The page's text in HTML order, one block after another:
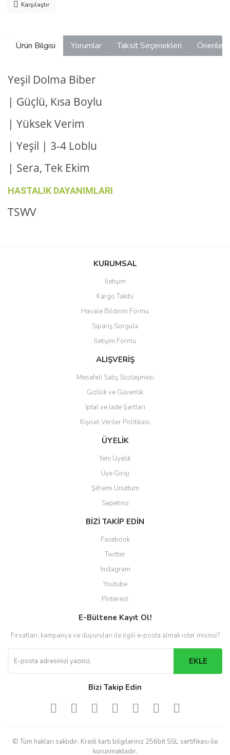
Karşılaştır
Ürün Bilgisi Yorumlar Taksit Seçenekleri
Yeşil Dolma Biber
| Güçlü, Kısa Boylu
| Yüksek Verim
| Yeşil | 3-4 Loblu
| Sera, Tek Ekim
HASTALIK DAYANIMLARI
TSWV
Bu ürüne ilk yorumu siz yapın!
Ürün resmi kalitesiz, bozuk veya görüntülenemiyor.
Ürün açıklamasında eksik bilgiler bulunuyor.
Ürün bilgilerinde hatalar bulunuyor.
Ürün fiyatı diğer sitelerden daha pahalı.
Bu ürüne benzer farklı alternatifler olmalı.
Gönder
KURUMSAL
İletişim
Kargo Takibi
Havale Bildirim Formu
Sipariş Sorgula
İletişim Formu
ALIŞVERİŞ
Mesafeli Satış Sözleşmesi
Gizlilik ve Güvenlik
İptal ve İade Şartları
Kişisel Veriler Politikası
ÜYELİK
Yeni Üyelik
Üye Girişi
Şifremi Unuttum
Sepetiniz
BİZİ TAKİP EDİN
Facebook
Twitter
Instagram
Youtube
Pinterest
E-Bültene Kayıt Ol!
Fırsatları, kampanya ve duyuruları ile ilgili e-posta almak ister misiniz?
EKLE
Bizi Takip Edin
© Tüm hakları saklıdır. Kredi kartı bilgileriniz 256bit SSL sertifikası ile
korunmaktadır.